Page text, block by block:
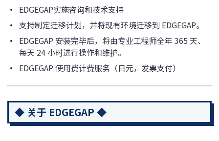
EDGEGAP实施咨询和技术支持
支持制定迁移计划，并将现有环境迁移到 EDGEGAP。
EDGEGAP 安装完毕后，将由专业工程师全年 365 天、
每天 24 小时进行操作和维护。
EDGEGAP 使用费计费服务（日元，发票支付）
◆ 关于 EDGEGAP ◆